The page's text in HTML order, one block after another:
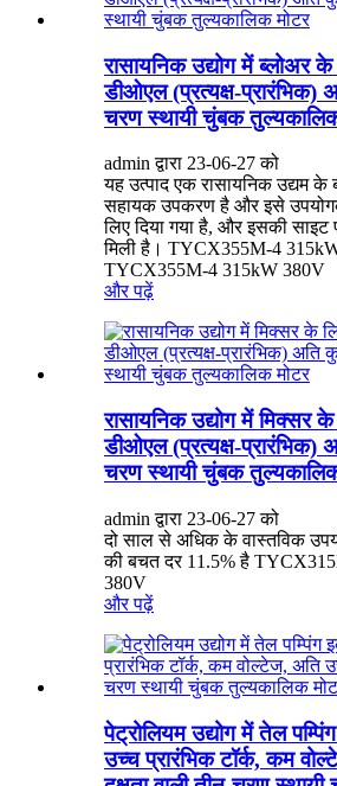
रासायनिक उद्योग में ब्लोअर
डीओएल (प्रत्यक्ष-प्रारंभिक)
चरण स्थायी चुंबक
admin द्वारा 23-06-27 को
यह उत्पाद एक रासायनिक उद्यम
सहायक उपकरण है और इसे
लिए दिया गया है, और इसकी साइट
मिली है। TYCX355M-4
TYCX355M-4 315kW 380V
और पढ़ें
रासायनिक उद्योग में मिक्सर
डीओएल (प्रत्यक्ष-प्रारंभिक)
चरण स्थायी चुंबक
admin द्वारा 23-06-27 को
दो साल से अधिक के वास्तविक
की बचत दर 11.5% है
380V
और पढ़ें
पेट्रोलियम उद्योग में तेल
उच्च प्रारंभिक टॉर्क, कम